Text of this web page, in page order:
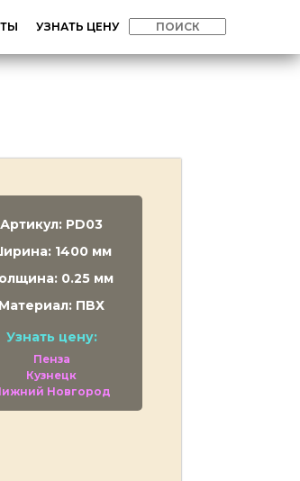
УЗНАТЬ ЦЕНУ
Артикул: PD03
1400 мм
0.25 мм
Материал: ПВХ
Узнать цену:
Пенза
Кузнецк
Новгород